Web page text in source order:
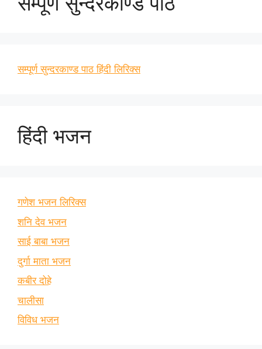
सम्पूर्ण सुन्दरकाण्ड पाठ हिंदी लिरिक्स
हिंदी भजन
गणेश भजन लिरिक्स
शनि देव भजन
साई बाबा भजन
दुर्गा माता भजन
कबीर दोहे
चालीसा
विविध भजन